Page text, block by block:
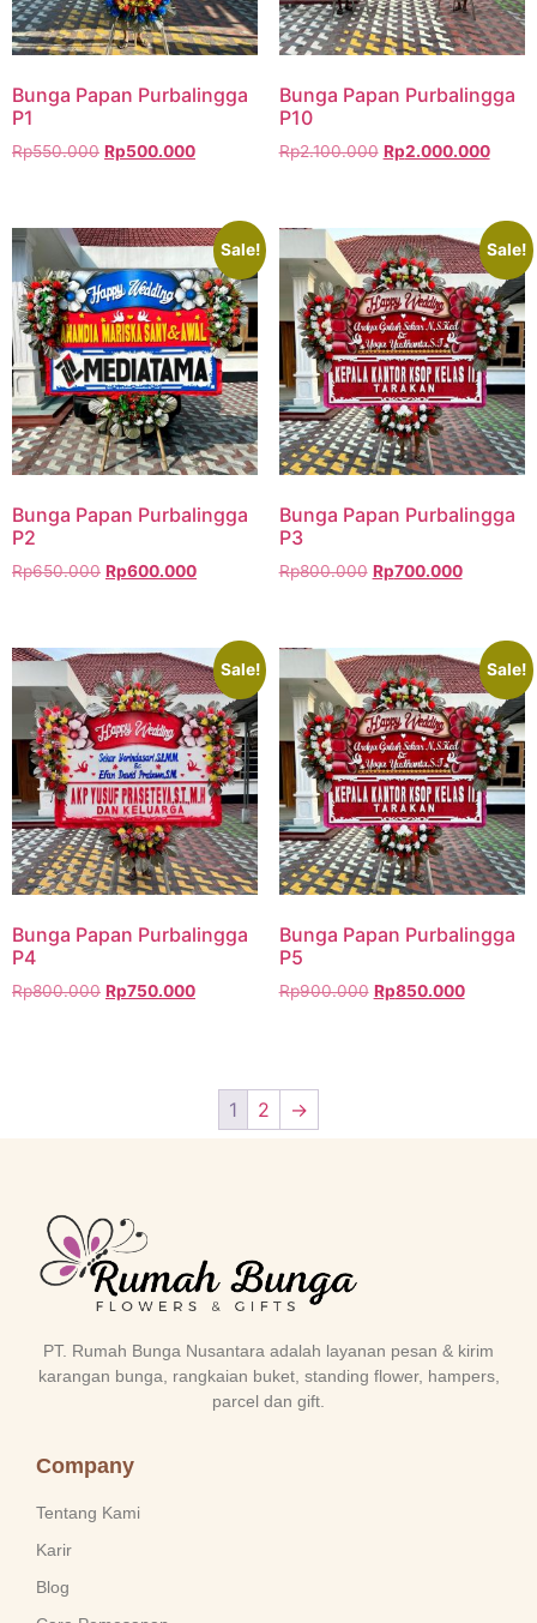
Bunga Papan Purbalingga
P1
Rp550.000 Rp500.000
Bunga Papan Purbalingga
P10
Rp2.100.000 Rp2.000.000
Sale!
Bunga Papan Purbalingga
P2
Rp650.000 Rp600.000
Sale!
Bunga Papan Purbalingga
P3
Rp800.000 Rp700.000
Sale!
Bunga Papan Purbalingga
P4
Rp800.000 Rp750.000
Sale!
Bunga Papan Purbalingga
P5
Rp900.000 Rp850.000
1 2 →
PT. Rumah Bunga Nusantara adalah layanan pesan & kirim
karangan bunga, rangkaian buket, standing flower, hampers,
parcel dan gift.
Company
Tentang Kami
Karir
Blog